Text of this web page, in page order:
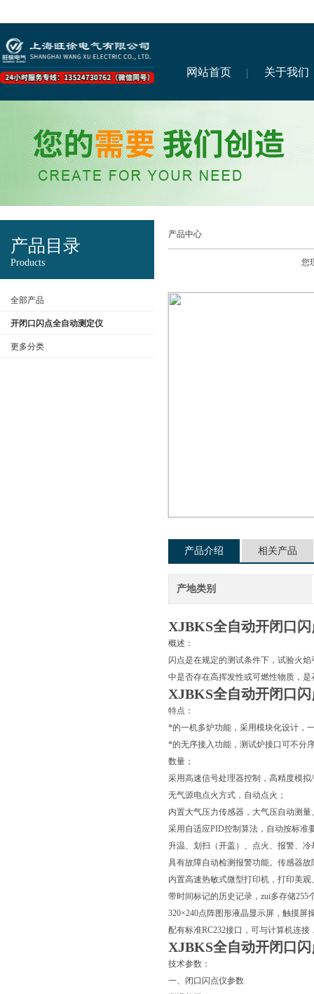
网站首页 关于我们
产品目录
Products
全部产品
开闭口闪点全自动测定仪
更多分类
产品中心
您
产品介绍 相关产品
产地类别
XJBKS全自动开闭口
概述：
闪点是在规定的测试条件下，试验火
中是否存在高挥发性或可燃性物质，
XJBKS全自动开闭口
特点：
*的一机多炉功能，采用模块化设计，
*的无序接入功能，测试炉接口可不分
数量；
采用高速信号处理器控制，高精度模
无气源电点火方式，自动点火；
内置大气压力传感器，大气压自动测
采用自适应PID控制算法，自动按标准
升温、划扫（开盖）、点火、报警、
具有故障自动检测报警功能。传感器
内置高速热敏式微型打印机，打印美
带时间标记的历史记录，zui多存储255
320×240点阵图形液晶显示屏，触摸屏
配有标准RC232接口，可与计算机连
XJBKS全自动开闭口
技术参数：
一、闭口闪点仪参数